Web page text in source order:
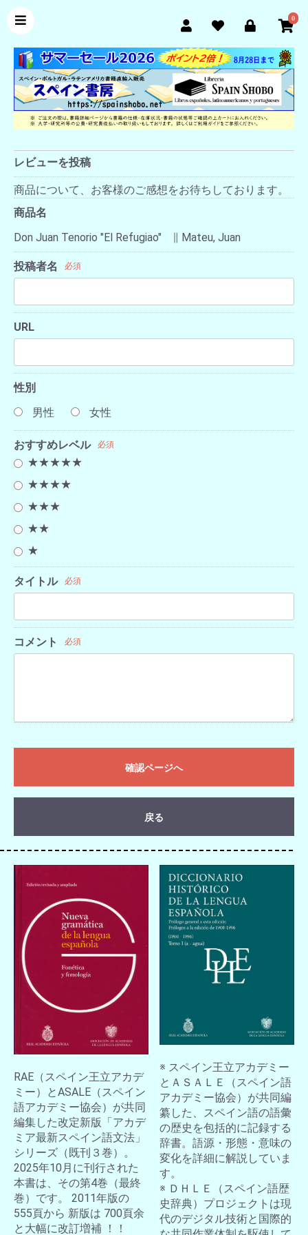
0
レビューを投稿
商品について、お客様のご感想をお待ちしております。
商品名
Don Juan Tenorio "El Refugiao" ∥ Mateu, Juan
投稿者名 必須
URL
性別
男性
女性
おすすめレベル 必須
★★★★★
★★★★
★★★
★★
★
タイトル 必須
コメント 必須
確認ページへ
戻る
RAE（スペイン王立アカデ
ミー）とASALE（スペイン
語アカデミー協会）が共同
編集した改定新版「アカデ
ミア最新スペイン語文法」
シリーズ（既刊３巻）。
2025年10月に刊行された
本書は、その第4巻（最終
巻）です。 2011年版の
555頁から 新版は 700頁余
と大幅に改訂増補 ！！
※ スペイン王立アカデミー
とＡＳＡＬＥ（スペイン語
アカデミー協会）が共同編
纂した、スペイン語の語彙
の歴史を包括的に記録する
辞書。語源・形態・意味の
変化を詳細に解説していま
す。
※ ＤＨＬＥ（スペイン語歴
史辞典）プロジェクトは現
代のデジタル技術と国際的